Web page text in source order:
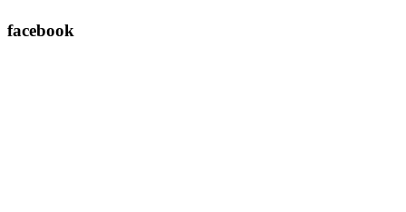
facebook